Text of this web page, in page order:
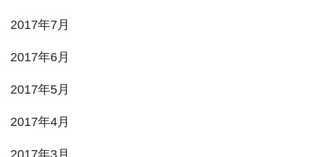
2017年7月
2017年6月
2017年5月
2017年4月
2017年3月